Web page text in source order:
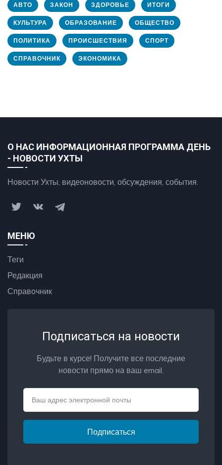
АВТО ЗАКОН ЗДОРОВЬЕ ИТОГИ
КУЛЬТУРА ОБРАЗОВАНИЕ ОБЩЕСТВО
ПОЛИТИКА ПРОИСШЕСТВИЯ СПОРТ
СПРАВОЧНИК ЭКОНОМИКА
О НАС ИНФОРМАЦИОННАЯ ПРОГРАММА ДЕНЬ
- НОВОСТИ УХТЫ
Новости Ухты, видеоновости, обсуждения, события.
МЕНЮ
Теги
Редакция
Справочник
Подписаться на новости
Будьте в курсе! Получите все последние
новости прямо на ваш email.
Подписаться